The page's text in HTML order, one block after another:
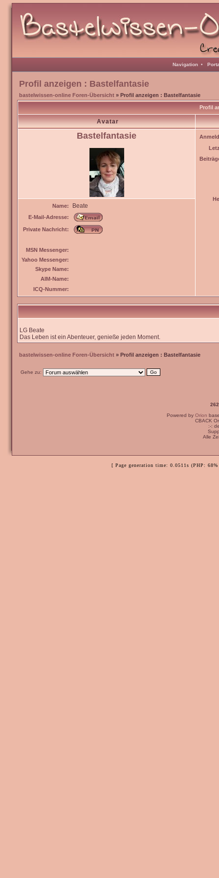
Navigation •
Profil anzeigen : Bastelfantasie
bastelwissen-online Foren-Übersicht » Profil anzeigen : Bastelfantasie
Profil
Avatar
Bastelfantasie
Name:
Beate
E-Mail-Adresse:
Private Nachricht:
MSN Messenger:
Yahoo Messenger:
Skype Name:
AIM-Name:
ICQ-Nummer:
LG Beate
Das Leben ist ein Abenteuer, genieße jeden Moment.
bastelwissen-online Foren-Übersicht » Profil anzeigen : Bastelfantasie
Gehe zu:
Powered by Orion
CBACK
:-:
Alle
[ Page generation time: 0.0511s (PHP: